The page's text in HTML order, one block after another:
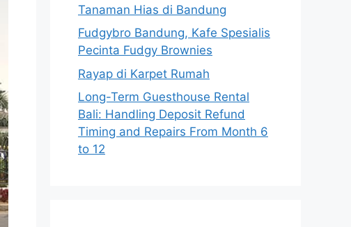
Tanaman Hias di Bandung
Fudgybro Bandung, Kafe Spesialis
Pecinta Fudgy Brownies
Rayap di Karpet Rumah
Long-Term Guesthouse Rental
Bali: Handling Deposit Refund
Timing and Repairs From Month 6
to 12